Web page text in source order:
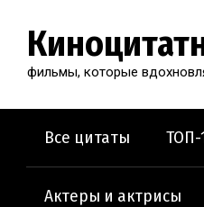
фильмы, которые
Все цитаты ТОП-
Актеры и актрисы